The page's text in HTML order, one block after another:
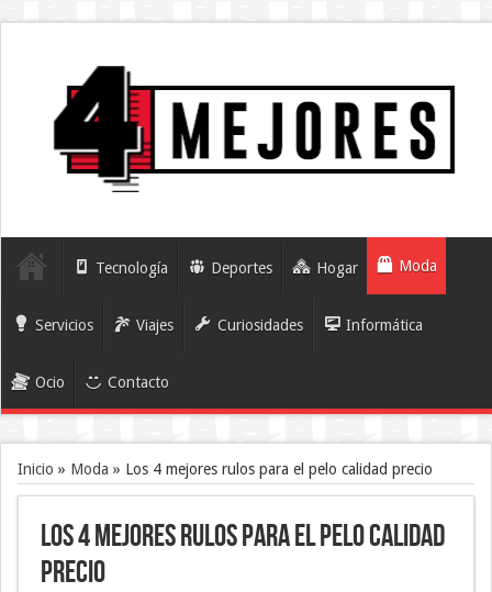
Tecnología Deportes Hogar Moda
Servicios Viajes Curiosidades Informática
Ocio Contacto
Inicio » Moda » Los 4 mejores rulos para el pelo calidad precio
Los 4 mejores rulos para el pelo calidad
precio